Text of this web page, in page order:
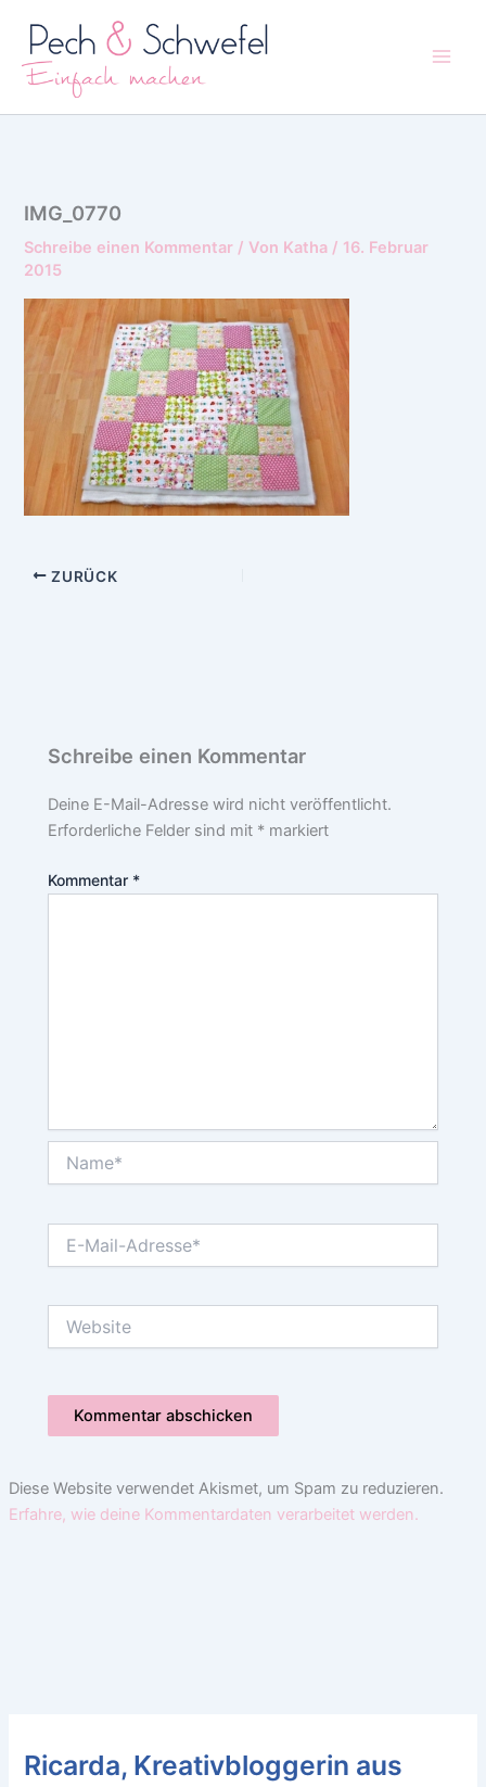
Inhalt
springen
IMG_0770
Schreibe einen Kommentar / Von Katha / 16. Februar
2015
ZURÜCK
Schreibe einen Kommentar
Deine E-Mail-Adresse wird nicht veröffentlicht.
Erforderliche Felder sind mit * markiert
Kommentar *
Mail-
Diese Website verwendet Akismet, um Spam zu reduzieren.
Erfahre, wie deine Kommentardaten verarbeitet werden.
Ricarda, Kreativbloggerin aus